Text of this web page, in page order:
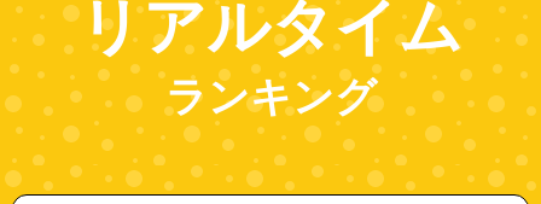
リアルタイム
ランキング
"a0579"